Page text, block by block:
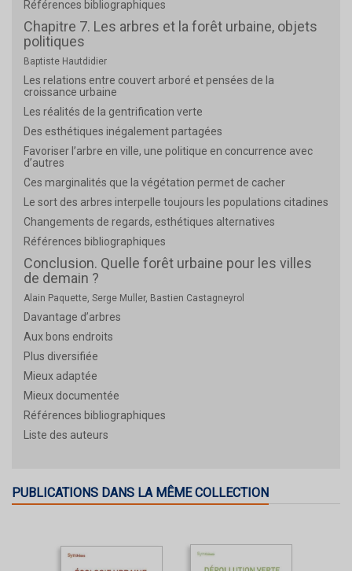
Références bibliographiques
Chapitre 7. Les arbres et la forêt urbaine, objets
politiques
Baptiste Hautdidier
Les relations entre couvert arboré et pensées de la
croissance urbaine
Les réalités de la gentrification verte
Des esthétiques inégalement partagées
Favoriser l’arbre en ville, une politique en concurrence avec
d’autres
Ces marginalités que la végétation permet de cacher
Le sort des arbres interpelle toujours les populations citadines
Changements de regards, esthétiques alternatives
Références bibliographiques
Conclusion. Quelle forêt urbaine pour les villes
de demain ?
Alain Paquette, Serge Muller, Bastien Castagneyrol
Davantage d’arbres
Aux bons endroits
Plus diversifiée
Mieux adaptée
Mieux documentée
Références bibliographiques
Liste des auteurs
PUBLICATIONS DANS LA MÊME COLLECTION